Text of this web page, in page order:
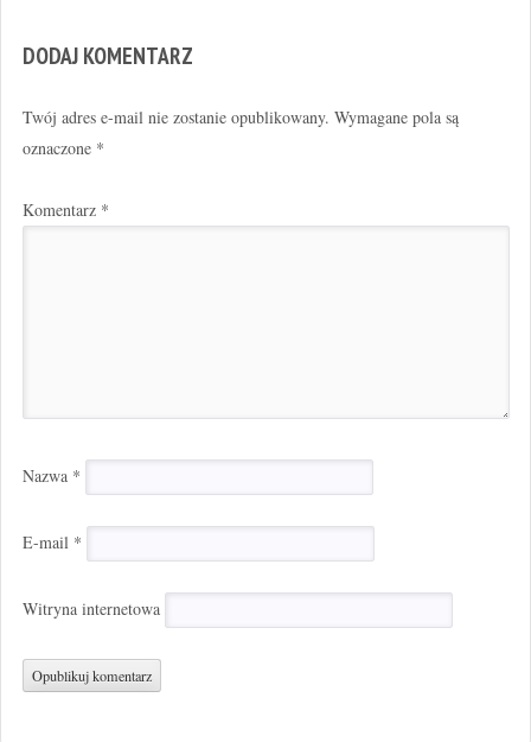
DODAJ KOMENTARZ
Twój adres e-mail nie zostanie opublikowany. Wymagane pola są
oznaczone *
Komentarz *
Nazwa *
E-mail *
Witryna internetowa